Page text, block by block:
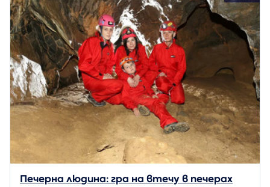
Печерна людина: гра на втечу в печерах